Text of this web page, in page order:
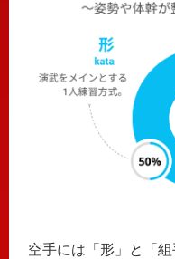
空手には「形」と「組